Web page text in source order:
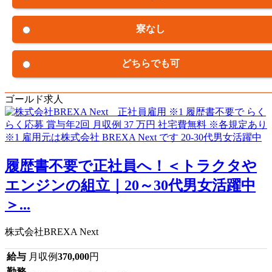
寮なし
どちらでも可
ゴールド求人
履歴書不要で正社員へ！＜トラクタや
エンジンの組立｜20～30代男女活躍中
＞...
株式会社BREXA Next
給与 月収例370,000円